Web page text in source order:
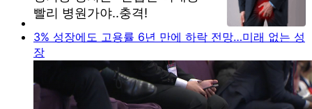
3% 성장에도 고용률 6년 만에 하락 전망…미래 없는 성
장